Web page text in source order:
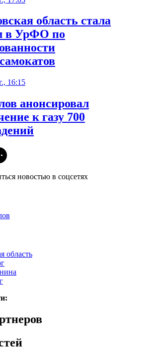
область стала
в УрФО по
16:15
анонсировал
к газу 700
новостью в соцсетях
область